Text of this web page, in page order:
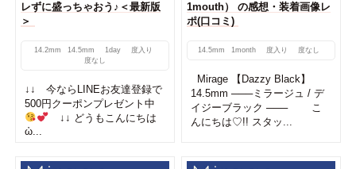
レずに盛っちゃおう♪＜最新版
＞
14.2mm 14.5mm 1day
度入り
度なし
↓↓ 今ならLINEお友達登録で
500円クーポンプレゼント中
↓↓ どうもこんにちは
ὠ...
1mouth） の感想・装着画像レ
ポ(口コミ)
14.5mm 1month 度入り 度なし
Mirage 【Dazzy Black】
14.5mm ───ミラージュ / デ
イジーブラック ─── こ
んにちは♡!! スタッ...